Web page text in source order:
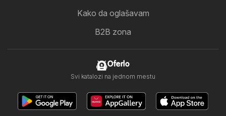
Kako da oglašavam
B2B zona
Oferlo
Svi katalozi na jednom mestu